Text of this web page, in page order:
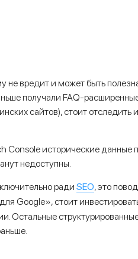
вредит и может быть
получали FAQ-расширенные
сайтов), стоит
Console исторические
недоступны.
ради SEO, это
Google», стоит
Остальные